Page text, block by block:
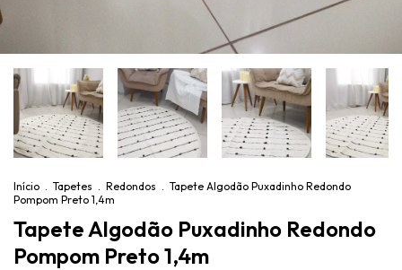
Início . Tapetes . Redondos . Tapete Algodão Puxadinho Redondo
Pompom Preto 1,4m
Tapete Algodão Puxadinho Redondo
Pompom Preto 1,4m